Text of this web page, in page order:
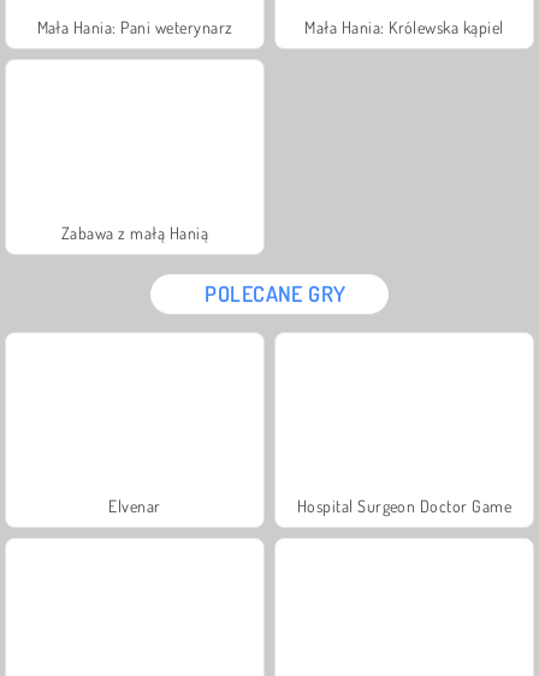
Mała Hania: Pani weterynarz Mała Hania: Królewska kąpiel
Zabawa z małą Hanią
POLECANE GRY
Elvenar Hospital Surgeon Doctor Game